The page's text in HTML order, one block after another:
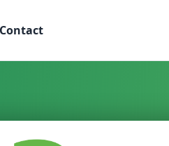
Contact